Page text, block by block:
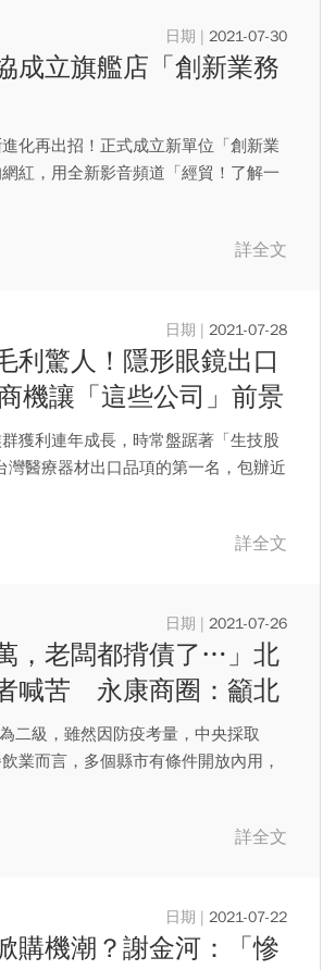
2021-07-30
成立旗艦店「創新業務
化再出招！正式成立新單位「創新業
紅，用全新影音頻道「經貿！了解一
詳全文
2021-07-28
利驚人！隱形眼鏡出口
機讓「這些公司」前景
獲利連年成長，時常盤踞著「生技股
醫療器材出口品項的第一名，包辦近
詳全文
2021-07-26
，老闆都揹債了…」北
喊苦 永康商圈：籲北
二級，雖然因防疫考量，中央採取
業而言，多個縣市有條件開放內用，
詳全文
2021-07-22
購機潮？謝金河：「慘